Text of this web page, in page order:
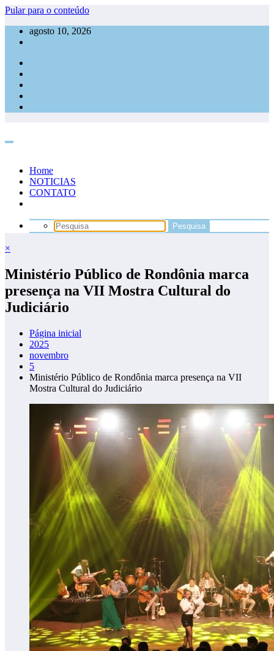
Pular para o conteúdo
agosto 10, 2026
Home
NOTICIAS
CONTATO
×
Ministério Público de Rondônia marca
presença na VII Mostra Cultural do
Judiciário
Página inicial
2025
novembro
5
Ministério Público de Rondônia marca presença na VII
Mostra Cultural do Judiciário